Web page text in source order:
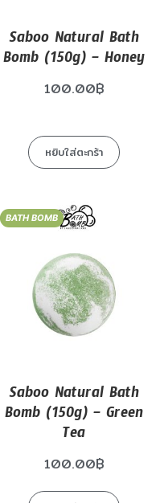
Saboo Natural Bath
Bomb (150g) – Honey
100.00฿
หยิบใส่ตะกร้า
BATH BOMB
Saboo Natural Bath
Bomb (150g) – Green
Tea
100.00฿